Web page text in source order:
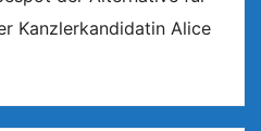
Kanzlerkandidatin Alice